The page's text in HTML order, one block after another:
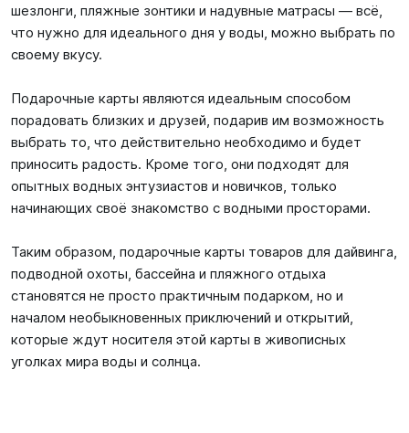
шезлонги, пляжные зонтики и надувные матрасы — всё,
что нужно для идеального дня у воды, можно выбрать по
своему вкусу.
Подарочные карты являются идеальным способом
порадовать близких и друзей, подарив им возможность
выбрать то, что действительно необходимо и будет
приносить радость. Кроме того, они подходят для
опытных водных энтузиастов и новичков, только
начинающих своё знакомство с водными просторами.
Таким образом, подарочные карты товаров для дайвинга,
подводной охоты, бассейна и пляжного отдыха
становятся не просто практичным подарком, но и
началом необыкновенных приключений и открытий,
которые ждут носителя этой карты в живописных
уголках мира воды и солнца.